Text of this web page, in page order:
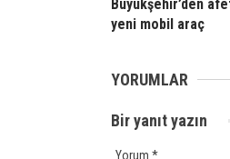
Büyükşehir’den
yeni mobil araç
YORUMLAR
Bir yanıt yazın
Yorum *